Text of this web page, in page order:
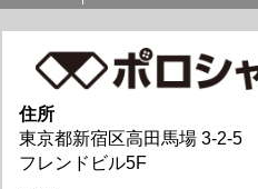
住所
東京都新宿区高田馬場 3-2-5
フレンドビル5F